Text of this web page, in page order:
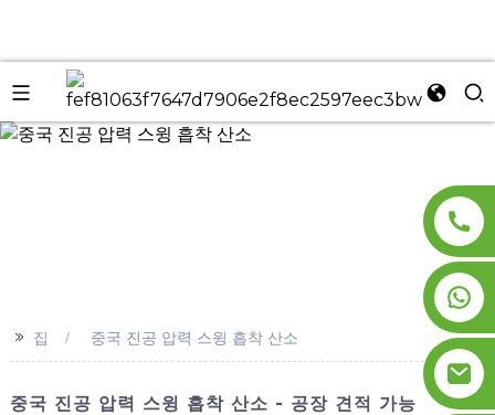
>> 집 중국 진공 압력 스윙 흡착 산소
중국 진공 압력 스윙 흡착 산소 - 공장 견적 가능